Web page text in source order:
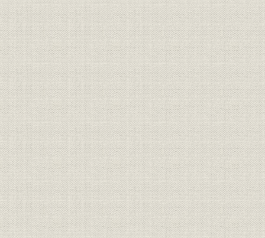
明治三十年前後
ドラッグストア
市内電車開通
明治時代終る
帝都の玄関移る
「花椿」が象徴するもの
グラフ
資生堂創設のころ
日本橋本町の資生堂薬舗
銀座大火の瓦版